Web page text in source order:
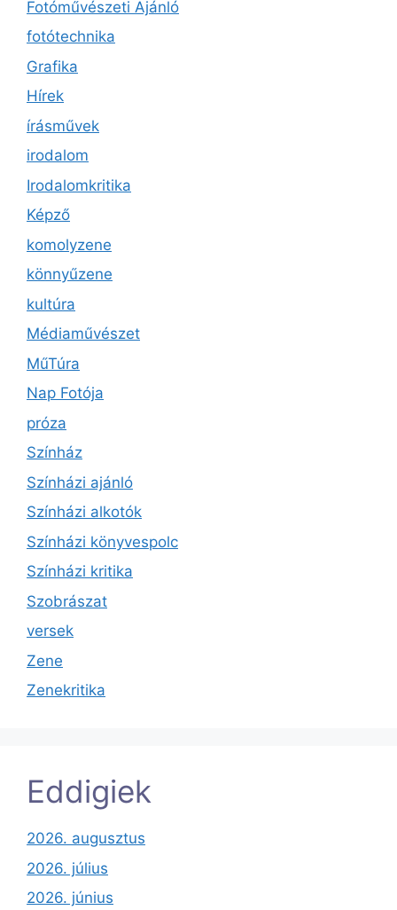
Fotóművészeti Ajánló
fotótechnika
Grafika
Hírek
írásművek
irodalom
Irodalomkritika
Képző
komolyzene
könnyűzene
kultúra
Médiaművészet
MűTúra
Nap Fotója
próza
Színház
Színházi ajánló
Színházi alkotók
Színházi könyvespolc
Színházi kritika
Szobrászat
versek
Zene
Zenekritika
Eddigiek
2026. augusztus
2026. július
2026. június